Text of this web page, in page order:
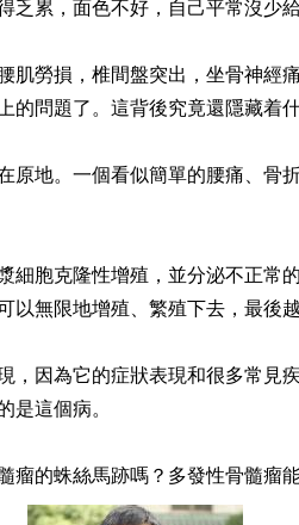
累，面色不好，自己平常沒少
肌勞損，椎間盤突出，坐骨神經
問題了。這背後究竟還隱藏着
原地。一個看似簡單的腰痛、
細胞克隆性增殖，並分泌不正常
無限地增殖、繁殖下去，最後
因為它的症狀表現和很多常見
是這個病。
瘤的蛛絲馬跡嗎？多發性骨髓瘤